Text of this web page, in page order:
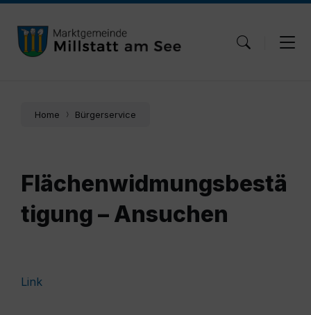
Skip
content
Skip
main
navigation
Skip
footer
Home Bürgerservice
Flächenwidmungsbestä
tigung – Ansuchen
Link